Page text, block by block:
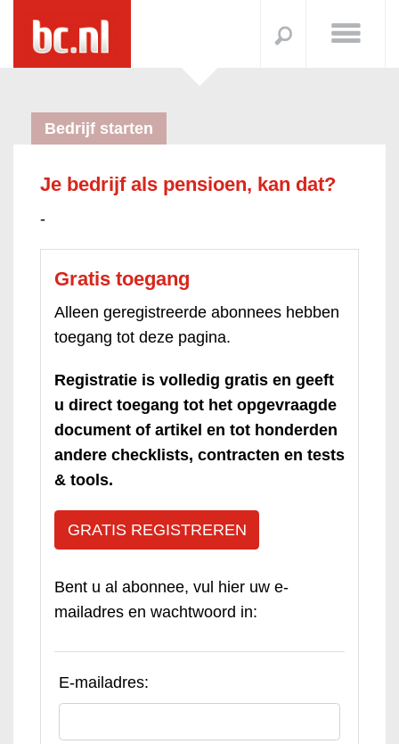
Bedrijf starten
Je bedrijf als pensioen, kan dat?
-
Gratis toegang
Alleen geregistreerde abonnees hebben
toegang tot deze pagina.
Registratie is volledig gratis en geeft
u direct toegang tot het opgevraagde
document of artikel en tot honderden
andere checklists, contracten en tests
& tools.
GRATIS REGISTREREN
Bent u al abonnee, vul hier uw e-
mailadres en wachtwoord in:
E-mailadres: